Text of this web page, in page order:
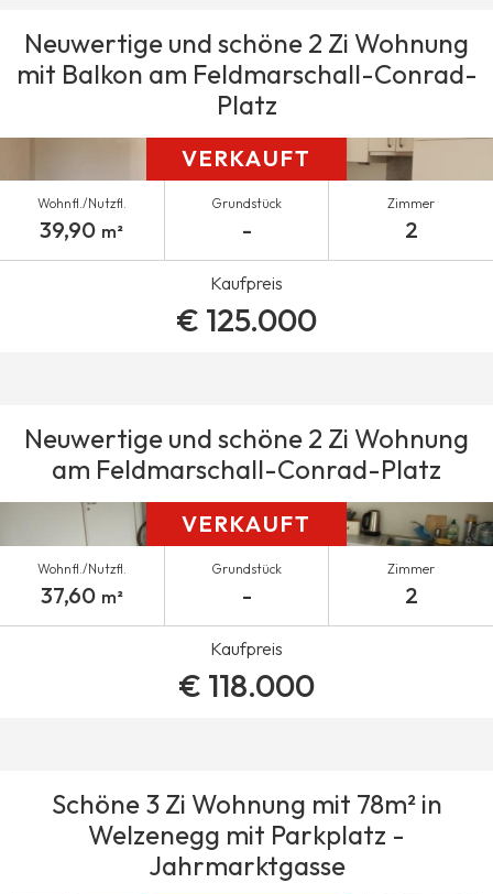
Neuwertige und schöne 2 Zi Wohnung
mit Balkon am Feldmarschall-Conrad-
Platz
VERKAUFT
Wohnfl./Nutzfl.
39,90 m²
Grundstück
-
Zimmer
2
Kaufpreis
€ 125.000
Neuwertige und schöne 2 Zi Wohnung
am Feldmarschall-Conrad-Platz
VERKAUFT
Wohnfl./Nutzfl.
37,60 m²
Grundstück
-
Zimmer
2
Kaufpreis
€ 118.000
Schöne 3 Zi Wohnung mit 78m² in
Welzenegg mit Parkplatz -
Jahrmarktgasse